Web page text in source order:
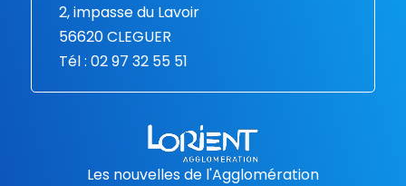
2, impasse du Lavoir
56620 CLEGUER
Tél : 02 97 32 55 51
Les nouvelles de l'Agglomération